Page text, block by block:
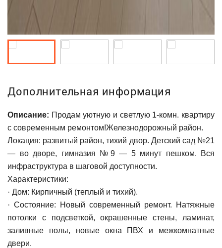
Дополнительная информация
Описание: Продам уютную и светлую 1-комн. квартиру
с современным ремонтом!Железнодорожный район.
Локация: развитый район, тихий двор. Детский сад №21
— во дворе, гимназия №9 — 5 минут пешком. Вся
инфраструктура в шаговой доступности.
Характеристики:
· Дом: Кирпичный (теплый и тихий).
· Состояние: Новый современный ремонт. Натяжные
потолки с подсветкой, окрашенные стены, ламинат,
заливные полы, новые окна ПВХ и межкомнатные
двери.